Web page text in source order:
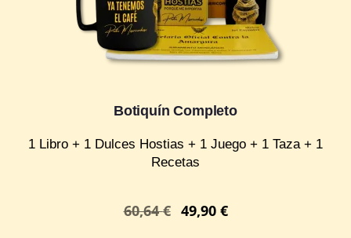
Botiquín Completo
1 Libro + 1 Dulces Hostias + 1 Juego + 1 Taza + 1
Recetas
60,64€ 49,90 €